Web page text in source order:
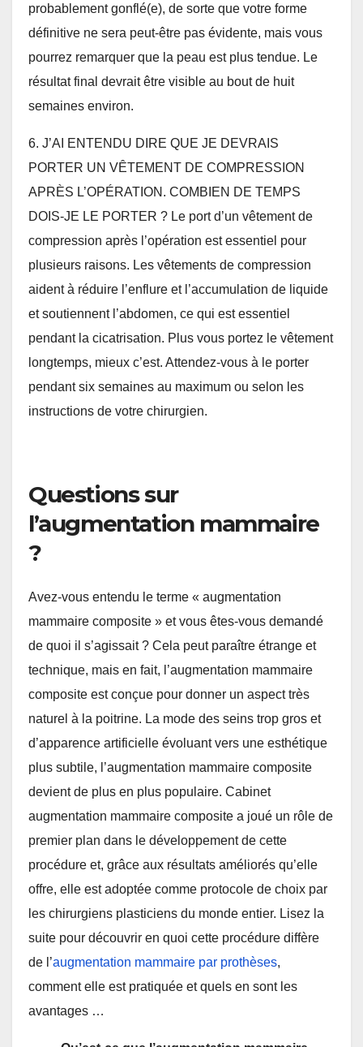
probablement gonflé(e), de sorte que votre forme
définitive ne sera peut-être pas évidente, mais vous
pourrez remarquer que la peau est plus tendue. Le
résultat final devrait être visible au bout de huit
semaines environ.
6. J’AI ENTENDU DIRE QUE JE DEVRAIS
PORTER UN VÊTEMENT DE COMPRESSION
APRÈS L’OPÉRATION. COMBIEN DE TEMPS
DOIS-JE LE PORTER ? Le port d’un vêtement de
compression après l’opération est essentiel pour
plusieurs raisons. Les vêtements de compression
aident à réduire l’enflure et l’accumulation de liquide
et soutiennent l’abdomen, ce qui est essentiel
pendant la cicatrisation. Plus vous portez le vêtement
longtemps, mieux c’est. Attendez-vous à le porter
pendant six semaines au maximum ou selon les
instructions de votre chirurgien.
Questions sur
l’augmentation mammaire
?
Avez-vous entendu le terme « augmentation
mammaire composite » et vous êtes-vous demandé
de quoi il s’agissait ? Cela peut paraître étrange et
technique, mais en fait, l’augmentation mammaire
composite est conçue pour donner un aspect très
naturel à la poitrine. La mode des seins trop gros et
d’apparence artificielle évoluant vers une esthétique
plus subtile, l’augmentation mammaire composite
devient de plus en plus populaire. Cabinet
augmentation mammaire composite a joué un rôle de
premier plan dans le développement de cette
procédure et, grâce aux résultats améliorés qu’elle
offre, elle est adoptée comme protocole de choix par
les chirurgiens plasticiens du monde entier. Lisez la
suite pour découvrir en quoi cette procédure diffère
de l’augmentation mammaire par prothèses,
comment elle est pratiquée et quels en sont les
avantages …